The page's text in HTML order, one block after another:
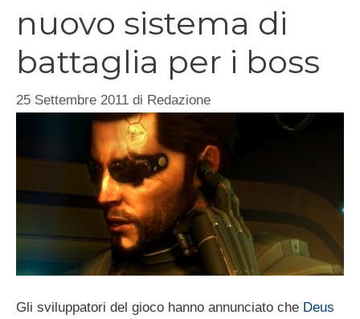
nuovo sistema di
battaglia per i boss
25 Settembre 2011 di Redazione
Gli sviluppatori del gioco hanno annunciato che Deus